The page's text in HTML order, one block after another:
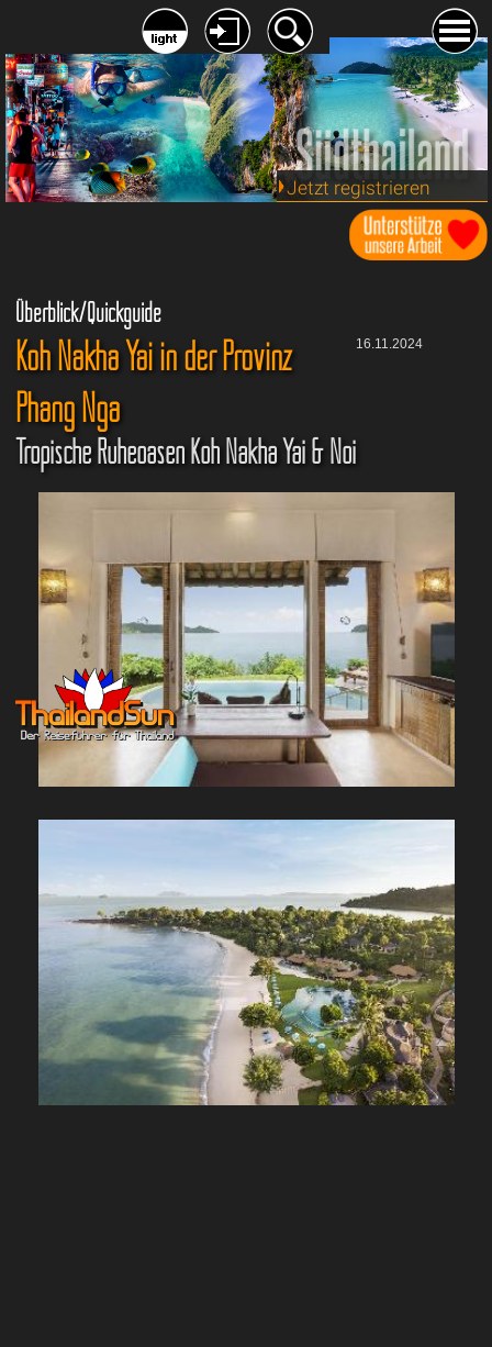
Jetzt registrieren
Überblick/Quickguide
16.11.2024
Koh Nakha Yai in der Provinz
Phang Nga
Tropische Ruheoasen Koh Nakha Yai & Noi